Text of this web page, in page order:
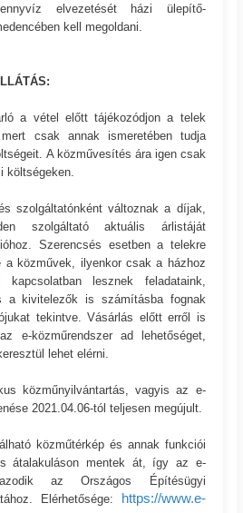
elvezetését házi ülepítő-
kell megoldani.
a vétel előtt tájékozódjon a telek
csak annak ismeretében tudja
A közművesítés ára igen csak
költségeken.
szolgáltatónként változnak a díjak,
szolgáltató aktuális árlistáját
Szerencsés esetben a telekre
a közművek, ilyenkor csak a házhoz
kapcsolatban lesznek feladataink,
a kivitelezők is számításba fognak
tekintve. Vásárlás előtt erről is
e-közműrendszer ad lehetőséget,
lehet elérni.
közműnyilvántartás, vagyis az e-
2021.04.06-tól teljesen megújult.
közműtérkép és annak funkciói
átalakuláson mentek át, így az e-
az Országos Építésügyi
Elérhetősége:
https://www.e-